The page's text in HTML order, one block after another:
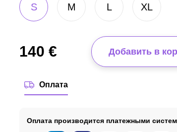
S M L XL
140 € Добавить в
Оплата
Оплата производится платежными